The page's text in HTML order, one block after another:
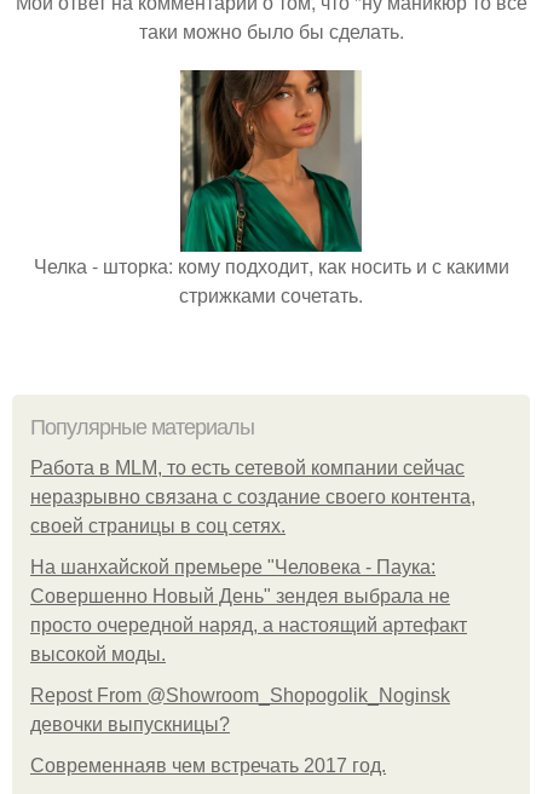
таки можно было бы сделать.
Челка - шторка: кому подходит, как носить и с какими
стрижками сочетать.
Популярные материалы
Работа в MLM, то есть сетевой компании сейчас
неразрывно связана с создание своего контента,
своей страницы в соц сетях.
На шанхайской премьере "Человека - Паука:
Совершенно Новый День" зендея выбрала не
просто очередной наряд, а настоящий артефакт
высокой моды.
Repost From @Showroom_Shopogolik_Noginsk
девочки выпускницы?
Современнаяв чем встречать 2017 год.